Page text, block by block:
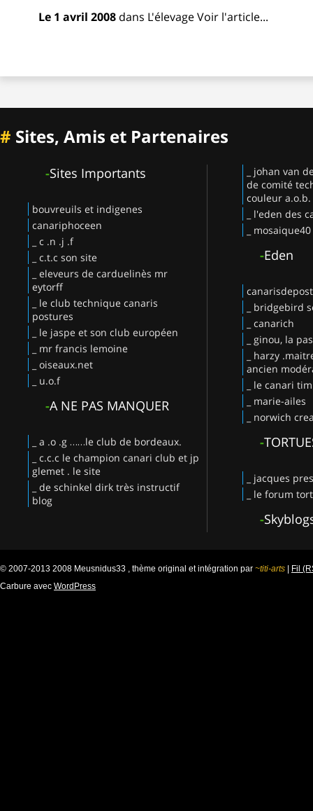
Le 1 avril 2008 dans L'élevageVoir l'article...
# Sites, Amis et Partenaires
-Sites Importants
bouvreuils et indigenes
canariphoceen
_ c .n .j .f
_ c.t.c son site
_ eleveurs de carduelinès mr
eytorff
_ le club technique canaris
postures
_ le jaspe et son club européen
_ mr francis lemoine
_ oiseaux.net
_ u.o.f
-A NE PAS MANQUER
_ a .o .g ……le club de bordeaux.
_ c.c.c le champion canari club et jp
glemet . le site
_ de schinkel dirk très instructif
blog
_ johan van
de comité
couleur a.o.b.
_ l'eden des
_ mosaique40
-Eden
_ bridgebird
_ canarich
_ ginou, la
_ harzy
ancien
_ le canari
_ marie-ailes
_ norwich
-
_ jacques
_ le forum
-
© 2007-2013 2008 Meusnidus33 , thème original et intégration par ~titi-arts | Fil
Carbure avec WordPress